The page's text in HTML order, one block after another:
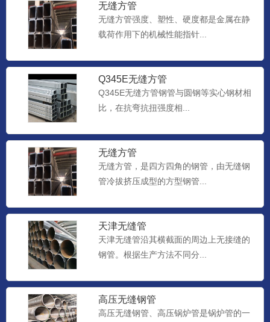
无缝方管
无缝方管强度、塑性、硬度都是金属在静
载荷作用下的机械性能指针...
Q345E无缝方管
Q345E无缝方管钢管与圆钢等实心钢材相
比，在抗弯抗扭强度相...
无缝方管
无缝方管，是四方四角的钢管，由无缝钢
管冷拔挤压成型的方型钢管...
天津无缝管
天津无缝管沿其横截面的周边上无接缝的
钢管。根据生产方法不同分...
高压无缝钢管
高压无缝钢管、高压锅炉管是锅炉管的一